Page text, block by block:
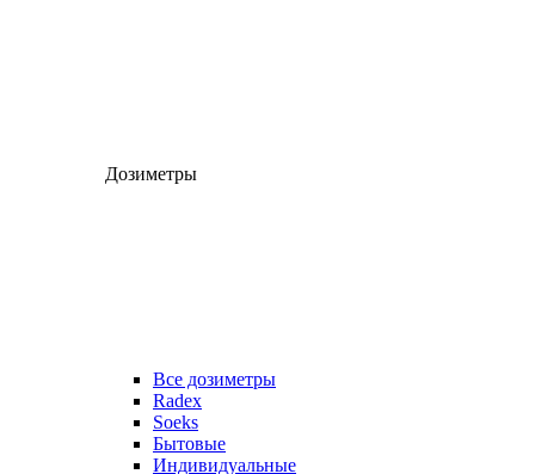
Дозиметры
Все дозиметры
Radex
Soeks
Бытовые
Индивидуальные